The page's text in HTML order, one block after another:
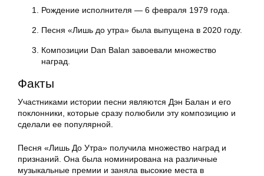
Рождение исполнителя — 6 февраля 1979 года.
Песня «Лишь до утра» была выпущена в 2020 году.
Композиции Dan Balan завоевали множество
наград.
Факты
Участниками истории песни являются Дэн Балан и его
поклонники, которые сразу полюбили эту композицию и
сделали ее популярной.
Песня «Лишь До Утра» получила множество наград и
признаний. Она была номинирована на различные
музыкальные премии и заняла высокие места в